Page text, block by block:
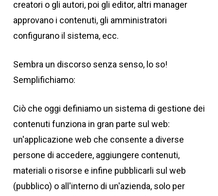
creatori o gli autori, poi gli editor, altri manager
approvano i contenuti, gli amministratori
configurano il sistema, ecc.
Sembra un discorso senza senso, lo so!
Semplifichiamo:
Ciò che oggi definiamo un sistema di gestione dei
contenuti funziona in gran parte sul web:
un'applicazione web che consente a diverse
persone di accedere, aggiungere contenuti,
materiali o risorse e infine pubblicarli sul web
(pubblico) o all'interno di un'azienda, solo per